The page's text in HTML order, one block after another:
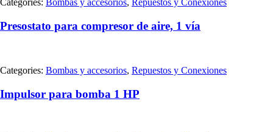
Categories: Bombas y accesorios, Repuestos y Conexiones
Presostato para compresor de aire, 1 vía
Categories: Bombas y accesorios, Repuestos y Conexiones
Impulsor para bomba 1 HP